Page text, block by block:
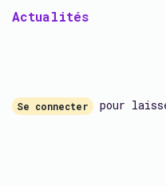
Actualités
Se connecter pour